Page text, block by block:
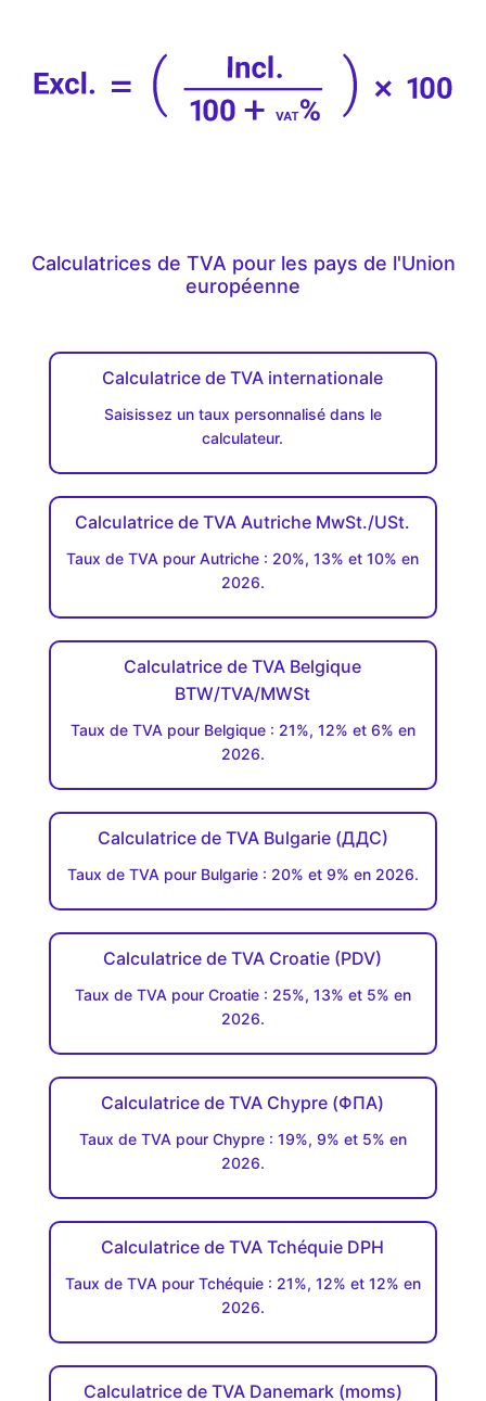
Calculatrices de TVA pour les pays de l'Union
européenne
Calculatrice de TVA internationale
Saisissez un taux personnalisé dans le
calculateur.
Calculatrice de TVA Autriche MwSt./USt.
Taux de TVA pour Autriche : 20%, 13% et 10% en
2026.
Calculatrice de TVA Belgique
BTW/TVA/MWSt
Taux de TVA pour Belgique : 21%, 12% et 6% en
2026.
Calculatrice de TVA Bulgarie (ДДC)
Taux de TVA pour Bulgarie : 20% et 9% en 2026.
Calculatrice de TVA Croatie (PDV)
Taux de TVA pour Croatie : 25%, 13% et 5% en
2026.
Calculatrice de TVA Chypre (ΦΠΑ)
Taux de TVA pour Chypre : 19%, 9% et 5% en
2026.
Calculatrice de TVA Tchéquie DPH
Taux de TVA pour Tchéquie : 21%, 12% et 12% en
2026.
Calculatrice de TVA Danemark (moms)